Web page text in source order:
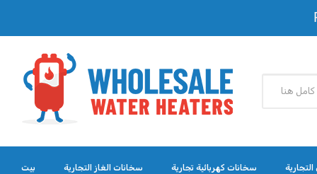
بيت سخانات الغاز التجارية سخانات كهربائية تجارية